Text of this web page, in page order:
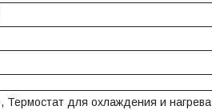
Термостат для охлаждения и нагрева